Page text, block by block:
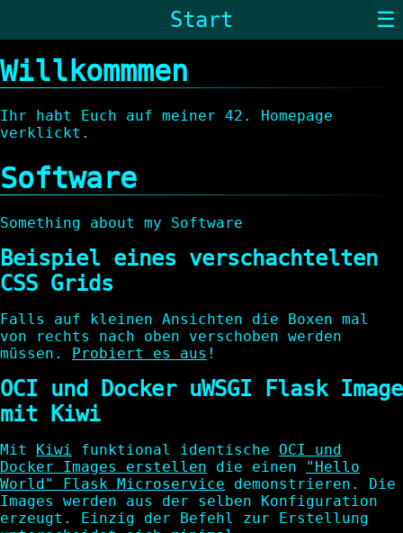
Start ☰
Willkommmen
Ihr habt Euch auf meiner 42. Homepage
verklickt.
Software
Something about my Software
Beispiel eines verschachtelten
CSS Grids
Falls auf kleinen Ansichten die Boxen mal
von rechts nach oben verschoben werden
müssen.
Probiert es aus !
OCI und Docker uWSGI Flask Image
mit Kiwi
Mit Kiwi funktional identische OCI und
Docker Images erstellen die einen
"Hello
World" Flask Microservice demonstrieren. Die
Images werden aus der selben Konfiguration
erzeugt. Einzig der Befehl zur Erstellung